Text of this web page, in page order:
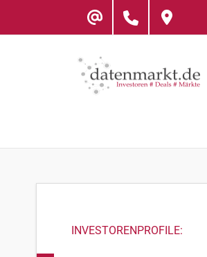
INVESTORENPROFILE: